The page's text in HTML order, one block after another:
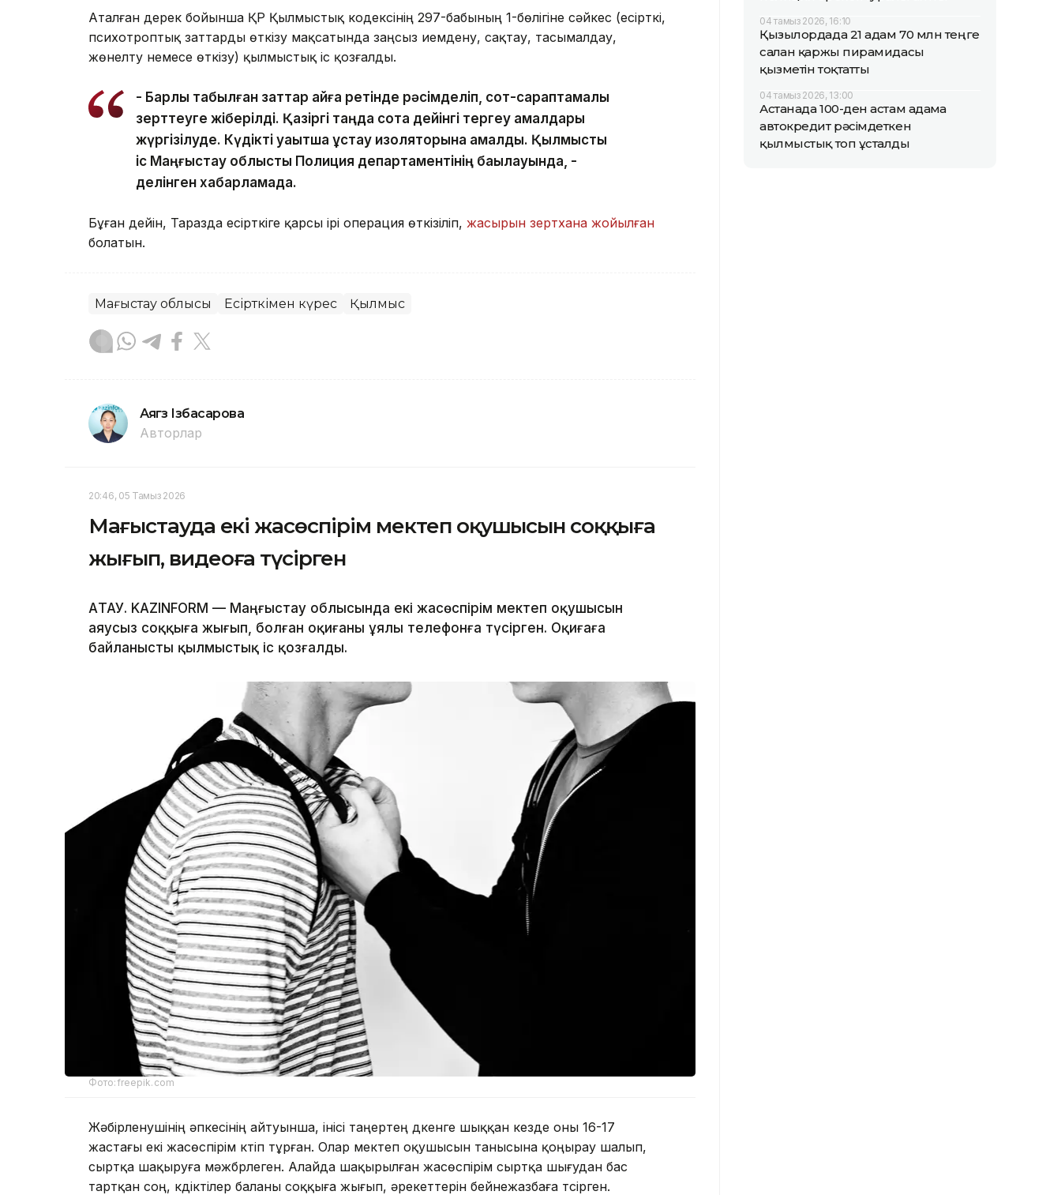
Аталған дерек бойынша ҚР Қылмыстық кодексінің 297-бабының 1-бөлігіне сәйкес (есірткі,
психотроптық заттарды өткізу мақсатында заңсыз иемдену, сақтау, тасымалдау,
жөнелту немесе өткізу) қылмыстық іс қозғалды.
- Барлық табылған заттар айғақ ретінде рәсімделіп, сот-сараптамалық
зерттеуге жіберілді. Қазіргі таңда сотқа дейінгі тергеу амалдары
жүргізілуде. Күдікті уақытша ұстау изоляторына қамалды. Қылмыстық
іс Маңғыстау облыстық Полиция департаментінің бақылауында, -
делінген хабарламада.
Бұған дейін, Таразда есірткіге қарсы ірі операция өткізіліп, жасырын зертхана жойылған
болатын.
Маңғыстау облысы Есірткімен күрес Қылмыс
Аягөз Ізбасарова
Авторлар
20:46, 05 Тамыз 2026
Маңғыстауда екі жасөспірім мектеп оқушысын соққыға
жығып, видеоға түсірген
АҚТАУ. KAZINFORM — Маңғыстау облысында екі жасөспірім мектеп оқушысын
аяусыз соққыға жығып, болған оқиғаны ұялы телефонға түсірген. Оқиғаға
байланысты қылмыстық іс қозғалды.
Фото:freepik.com
Жәбірленушінің әпкесінің айтуынша, інісі таңертең дүкенге шыққан кезде оны 16-17
жастағы екі жасөспірім күтіп тұрған. Олар мектеп оқушысын танысына қоңырау шалып,
сыртқа шақыруға мәжбүрлеген. Алайда шақырылған жасөспірім сыртқа шығудан бас
тартқан соң, күдіктілер баланы соққыға жығып, әрекеттерін бейнежазбаға түсірген.
04 тамыз 2026, 16:10
Қызылордада 21 адам 70 млн теңге
салған қаржы пирамидасы
қызметін тоқтатты
04 тамыз 2026, 13:00
Астанада 100-ден астам адамға
автокредит рәсімдеткен
қылмыстық топ ұсталды